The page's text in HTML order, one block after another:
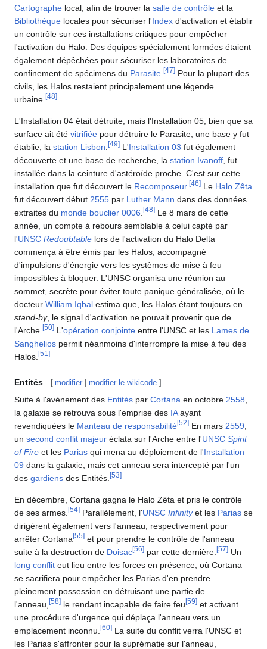
Cartographe local, afin de trouver la salle de contrôle et la
Bibliothèque locales pour sécuriser l'Index d'activation et établir
un contrôle sur ces installations critiques pour empêcher
l'activation du Halo. Des équipes spécialement formées étaient
également dépêchées pour sécuriser les laboratoires de
confinement de spécimens du Parasite [47] Pour la plupart des
civils, les Halos restaient principalement une légende
urbaine. [48]
L'Installation 04 était détruite, mais l'Installation 05, bien que sa
surface ait été vitrifiée pour détruire le Parasite, une base y fut
établie, la station Lisbon [49] L'Installation 03 fut également
découverte et une base de recherche, la station Ivanoff , fut
installée dans la ceinture d'astéroïde proche. C'est sur cette
installation que fut découvert le Recomposeur. [46] Le Halo Zêta
fut découvert début 2555 par Luther Mann dans des données
extraites du monde bouclier 0006 [48] Le 8 mars de cette
année, un compte à rebours semblable à celui capté par
l'UNSC Redoubtable lors de l'activation du Halo Delta
commença à être émis par les Halos, accompagné
d'impulsions d'énergie vers les systèmes de mise à feu
impossibles à bloquer. L'UNSC organisa une réunion au
sommet, secrète pour éviter toute panique généralisée, où le
docteur William Iqbal estima que, les Halos étant toujours en
stand-by, le signal d'activation ne pouvait provenir que de
l'Arche. [50] L'opération conjointe entre l'UNSC et les Lames de
Sanghelios permit néanmoins d'interrompre la mise à feu des
Halos. [51 ]
Entités [ modifier |modifier le wikicode ]
Suite à l'avènement des Entités par Cortana en octobre 2558
la galaxie se retrouva sous l'emprise des IAayant
revendiquées le Manteau de responsabilité[52] En mars 2559
un second conflit majeur éclata sur l'Arche entre l'UNSC Spirit
of Fire et les Parias qui mena au déploiement de l'Installation
09 dans la galaxie, mais cet anneau sera intercepté par l'un
des gardiens des Entités. [53]
En décembre, Cortana gagna le Halo Zêta et pris le contrôle
de ses armes. [54] Parallèlement, l'UNSC Infinityet les Parias se
dirigèrent également vers l'anneau, respectivement pour
arrêter Cortana[55] et pour prendre le contrôle de l'anneau
suite à la destruction de Doisac[56] par cette dernière. [57] Un
long conflit eut lieu entre les forces en présence, où Cortana
se sacrifiera pour empêcher les Parias d'en prendre
pleinement possession en détruisant une partie de
l'anneau, [58] le rendant incapable de faire feu[59] et activant
une procédure d'urgence qui déplaça l'anneau vers un
emplacement inconnu. [60] La suite du conflit verra l'UNSC et
les Parias s'affronter pour la suprématie sur l'anneau,